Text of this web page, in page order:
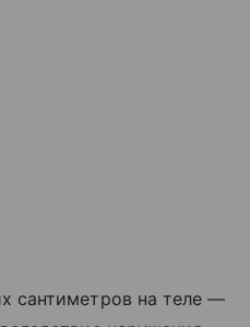
сантиметров на теле —